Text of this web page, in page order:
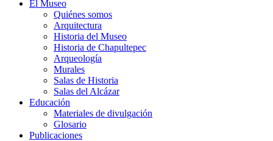
El Museo
Quiénes somos
Arquitectura
Historia del Museo
Historia de Chapultepec
Arqueología
Murales
Salas de Historia
Salas del Alcázar
Educación
Materiales de divulgación
Glosario
Publicaciones